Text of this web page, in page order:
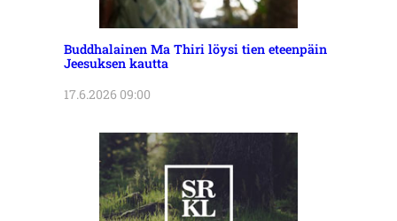
Buddhalainen Ma Thiri löysi tien eteenpäin
Jeesuksen kautta
17.6.2026 09:00